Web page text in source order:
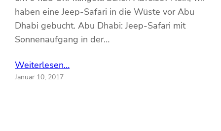
haben eine Jeep-Safari in die Wüste vor Abu
Dhabi gebucht. Abu Dhabi: Jeep-Safari mit
Sonnenaufgang in der…
Weiterlesen…
Januar 10, 2017